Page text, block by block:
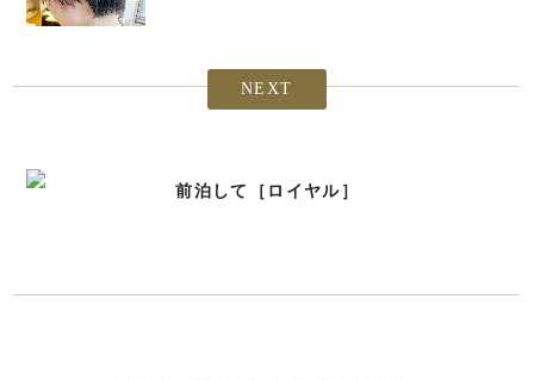
NEXT
前泊して［ロイヤル］